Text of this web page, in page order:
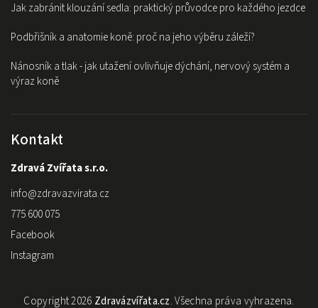
Jak zabránit klouzání sedla: praktický průvodce pro každého jezdce
Podbřišník a anatomie koně: proč na jeho výběru záleží?
Nánosník a tlak - jak utažení ovlivňuje dýchání, nervový systém a
výraz koně
Kontakt
Zdravá Zvířata s.r.o.
info@zdravazvirata.cz
775 600 075
Facebook
Instagram
Copyright 2026 Zdravázvířata.cz. Všechna práva vyhrazena.